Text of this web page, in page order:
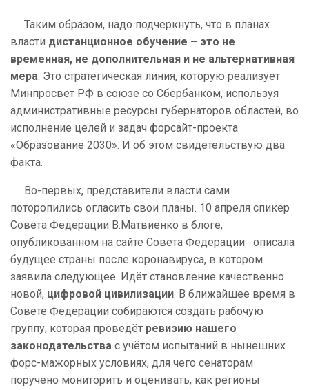
Таким образом, надо подчеркнуть, что в планах
власти дистанционное обучение – это не
временная, не дополнительная и не альтернативная
мера. Это стратегическая линия, которую реализует
Минпросвет РФ в союзе со Сбербанком, используя
административные ресурсы губернаторов областей, во
исполнение целей и задач форсайт-проекта
«Образование 2030». И об этом свидетельствую два
факта.
Во-первых, представители власти сами
поторопились огласить свои планы. 10 апреля спикер
Совета Федерации В.Матвиенко в блоге,
опубликованном на сайте Совета Федерации описала
будущее страны после коронавируса, в котором
заявила следующее. Идёт становление качественно
новой, цифровой цивилизации. В ближайшее время в
Совете Федерации собираются создать рабочую
группу, которая проведёт ревизию нашего
законодательства с учётом испытаний в нынешних
форс-мажорных условиях, для чего сенаторам
поручено мониторить и оценивать, как регионы